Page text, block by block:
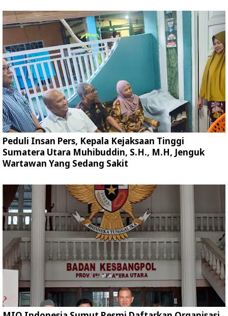
Peduli Insan Pers, Kepala Kejaksaan Tinggi
Sumatera Utara Muhibuddin, S.H., M.H, Jenguk
Wartawan Yang Sedang Sakit